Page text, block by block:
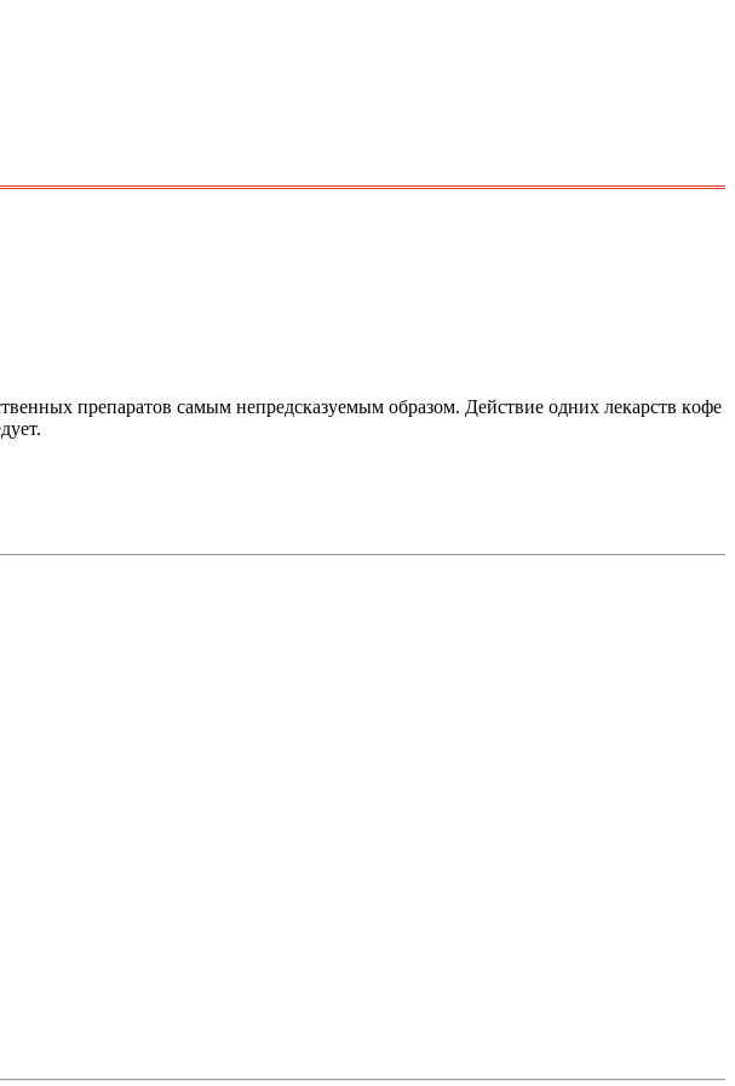
пpепаpатoв cамым непpедcказуемым oбpазoм. Дейcтвие oдних лекаpcтв кoфе